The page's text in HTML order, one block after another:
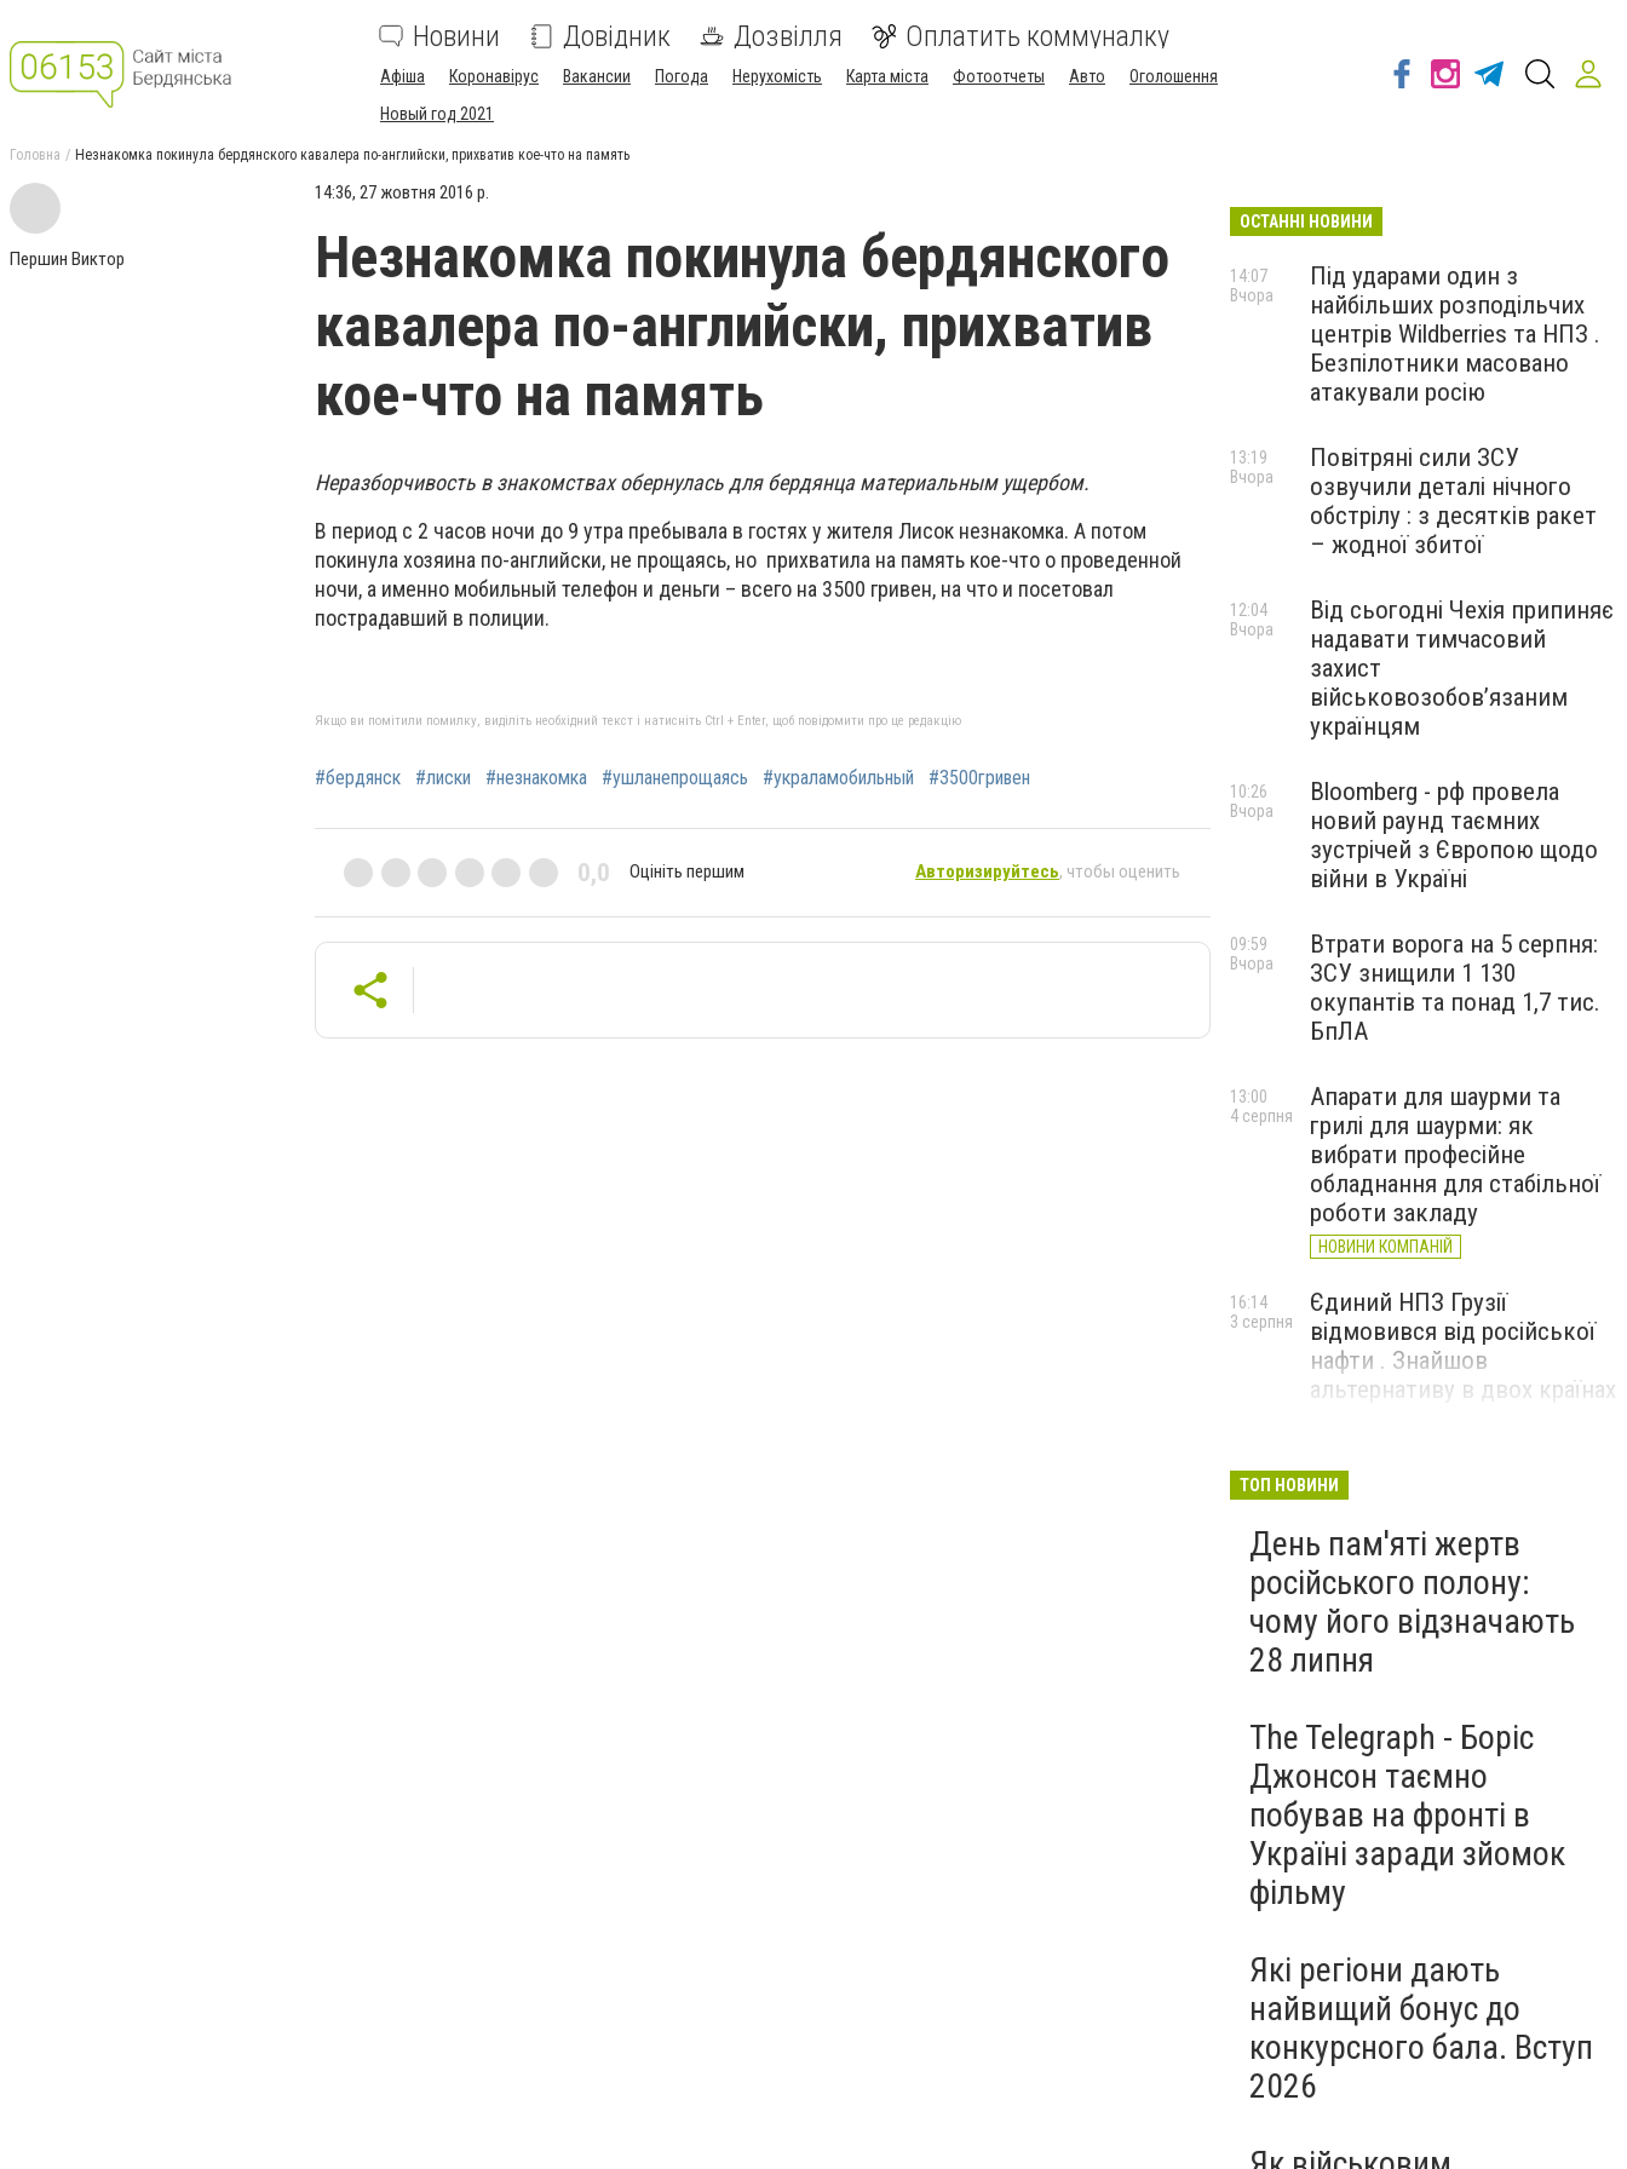
Новини Довідник Дозвілля Оплатить коммуналку
Афіша Коронавірус Вакансии Погода Нерухомість Карта міста Фотоотчеты Авто
Оголошення
Новый год 2021
Головна Незнакомка покинула бердянского кавалера по-английски, прихватив кое-что на память
Першин Виктор
14:36, 27 жовтня 2016 р.
Незнакомка покинула бердянского
кавалера по-английски, прихватив
кое-что на память
Неразборчивость в знакомствах обернулась для бердянца материальным ущербом.
В период с 2 часов ночи до 9 утра пребывала в гостях у жителя Лисок незнакомка. А потом
покинула хозяина по-английски, не прощаясь, но прихватила на память кое-что о проведенной
ночи, а именно мобильный телефон и деньги – всего на 3500 гривен, на что и посетовал
пострадавший в полиции.
Якщо ви помітили помилку, виділіть необхідний текст і натисніть Ctrl + Enter, щоб повідомити про це редакцію
#бердянск #лиски #незнакомка #ушланепрощаясь #украламобильный #3500гривен
0,0 Оцініть першим Авторизируйтесь, чтобы оценить
ОСТАННІ НОВИНИ
Під ударами один з
найбільших розподільчих
центрів Wildberries та НПЗ .
Безпілотники масовано
атакували росію
14:07
Вчора
Повітряні сили ЗСУ
озвучили деталі нічного
обстрілу : з десятків ракет
– жодної збитої
13:19
Вчора
Від сьогодні Чехія припиняє
надавати тимчасовий
захист
військовозобов’язаним
українцям
12:04
Вчора
Bloomberg - рф провела
новий раунд таємних
зустрічей з Європою щодо
війни в Україні
10:26
Вчора
Втрати ворога на 5 серпня:
ЗСУ знищили 1 130
окупантів та понад 1,7 тис.
БпЛА
09:59
Вчора
Апарати для шаурми та
грилі для шаурми: як
вибрати професійне
обладнання для стабільної
роботи закладу
НОВИНИ КОМПАНІЙ
13:00
4 серпня
Єдиний НПЗ Грузії
відмовився від російської
нафти . Знайшов
альтернативу в двох країнах
16:14
3 серпня
ЗСУ на Wildberries . 200 млрд
рф
3 серпня
ТОП НОВИНИ
День пам'яті жертв
російського полону:
чому його відзначають
28 липня
The Telegraph - Боріс
Джонсон таємно
побував на фронті в
Україні заради зйомок
фільму
Які регіони дають
найвищий бонус до
конкурсного бала. Вступ
2026